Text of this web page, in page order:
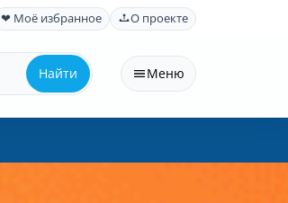
❤ Моё избранное О проекте
Найти Меню